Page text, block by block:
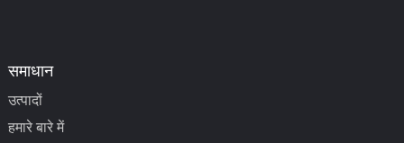
समाधान
उत्पादों
हमारे बारे में